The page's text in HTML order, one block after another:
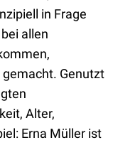
in Frage
allen
Genutzt
Alter,
Erna Müller ist